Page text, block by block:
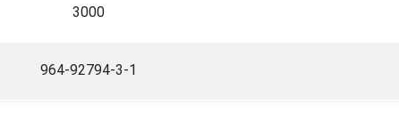
3000
964-92794-3-1